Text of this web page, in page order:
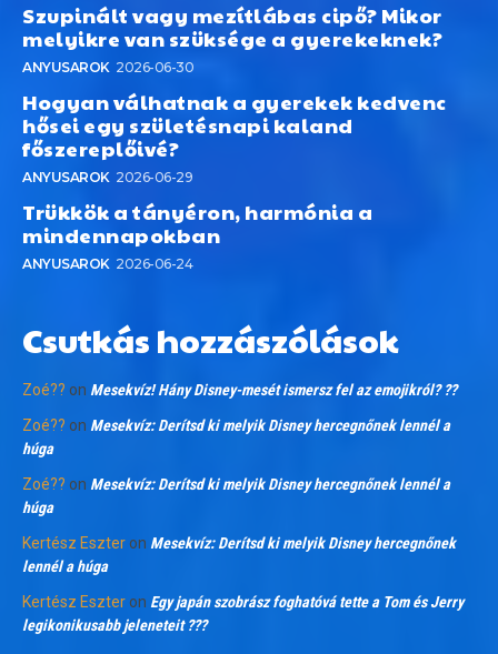
Szupinált vagy mezítlábas cipő? Mikor
melyikre van szüksége a gyerekeknek?
ANYUSAROK 2026-06-30
Hogyan válhatnak a gyerekek kedvenc
hősei egy születésnapi kaland
főszereplőivé?
ANYUSAROK 2026-06-29
Trükkök a tányéron, harmónia a
mindennapokban
ANYUSAROK 2026-06-24
Csutkás hozzászólások
Zoé?? on Mesekvíz! Hány Disney-mesét ismersz fel az emojikról? ??
Zoé?? on Mesekvíz: Derítsd ki melyik Disney hercegnőnek lennél a
húga
Zoé?? on Mesekvíz: Derítsd ki melyik Disney hercegnőnek lennél a
húga
Kertész Eszter on Mesekvíz: Derítsd ki melyik Disney hercegnőnek
lennél a húga
Kertész Eszter on Egy japán szobrász foghatóvá tette a Tom és Jerry
legikonikusabb jeleneteit ???